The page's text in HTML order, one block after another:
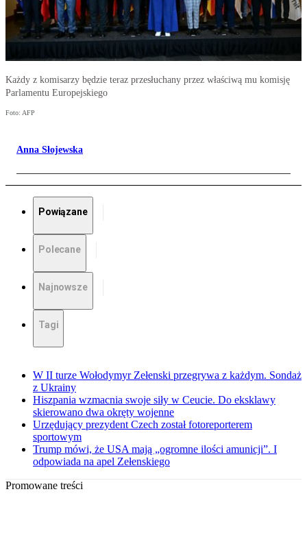
Każdy z komisarzy będzie teraz przesłuchany przez właściwą mu komisję
Parlamentu Europejskiego
Foto: AFP
Anna Słojewska
Powiązane
Polecane
Najnowsze
Tagi
W II turze Wołodymyr Zełenski przegrywa z każdym. Sondaż
z Ukrainy
Hiszpania wzmacnia swoje siły w Ceucie. Do eksklawy
skierowano dwa okręty wojenne
Urzędujący prezydent Czech został fotoreporterem
sportowym
Trump mówi, że USA mają „ogromne ilości amunicji”. I
odpowiada na apel Zełenskiego
Promowane treści